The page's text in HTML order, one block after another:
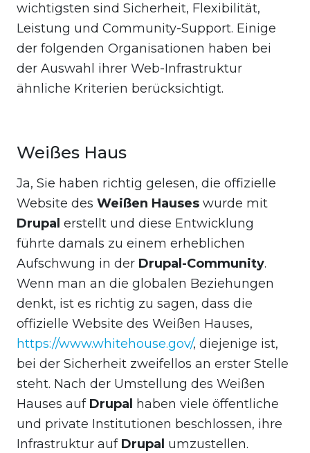
wichtigsten sind Sicherheit, Flexibilität,
Leistung und Community-Support. Einige
der folgenden Organisationen haben bei
der Auswahl ihrer Web-Infrastruktur
ähnliche Kriterien berücksichtigt.
Weißes Haus
Ja, Sie haben richtig gelesen, die offizielle
Website des Weißen Hauses wurde mit
Drupal erstellt und diese Entwicklung
führte damals zu einem erheblichen
Aufschwung in der Drupal-Community.
Wenn man an die globalen Beziehungen
denkt, ist es richtig zu sagen, dass die
offizielle Website des Weißen Hauses,
https://www.whitehouse.gov/, diejenige ist,
bei der Sicherheit zweifellos an erster Stelle
steht. Nach der Umstellung des Weißen
Hauses auf Drupal
haben viele öffentliche
und private Institutionen beschlossen, ihre
Infrastruktur auf Drupal umzustellen.